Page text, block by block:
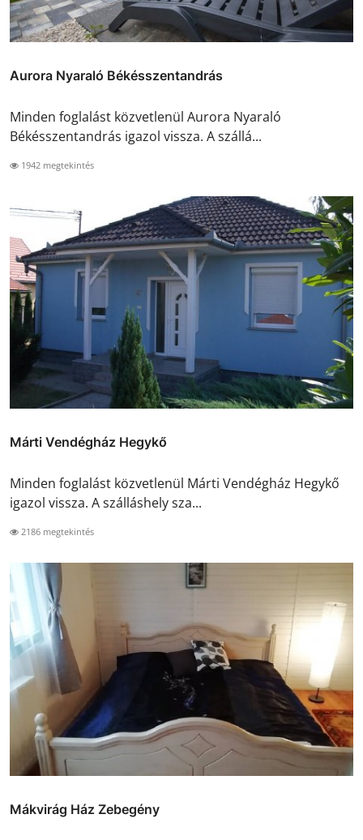
Aurora Nyaraló Békésszentandrás
Minden foglalást közvetlenül Aurora Nyaraló
Békésszentandrás igazol vissza. A szállá...
1942 megtekintés
Márti Vendégház Hegykő
Minden foglalást közvetlenül Márti Vendégház Hegykő
igazol vissza. A szálláshely sza...
2186 megtekintés
Mákvirág Ház Zebegény